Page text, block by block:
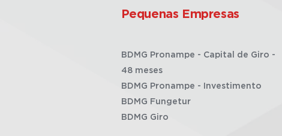
Pequenas Empresas
BDMG Pronampe - Capital de Giro -
48 meses
BDMG Pronampe - Investimento
BDMG Fungetur
BDMG Giro